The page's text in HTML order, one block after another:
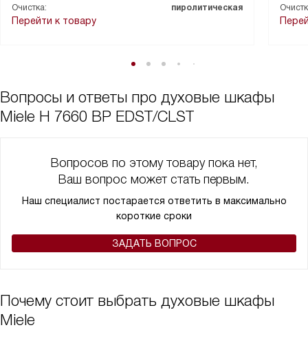
Очистка:
пиролитическая
Перейти к товару
Вопросы и ответы про духовые шкафы
Miele H 7660 BP EDST/CLST
Вопросов по этому товару пока нет,
Ваш вопрос может стать первым.
Наш специалист постарается ответить в максимально
короткие сроки
ЗАДАТЬ ВОПРОС
Почему стоит выбрать духовые шкафы
Miele